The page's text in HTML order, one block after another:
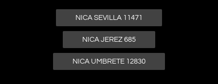
NICA SEVILLA 11471
NICA JEREZ 685
NICA UMBRETE 12830